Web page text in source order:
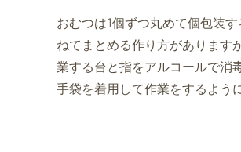
おむつは1個ずつ丸めて個包装
ねてまとめる作り方があります
業する台と指をアルコールで消
手袋を着用して作業をするよう